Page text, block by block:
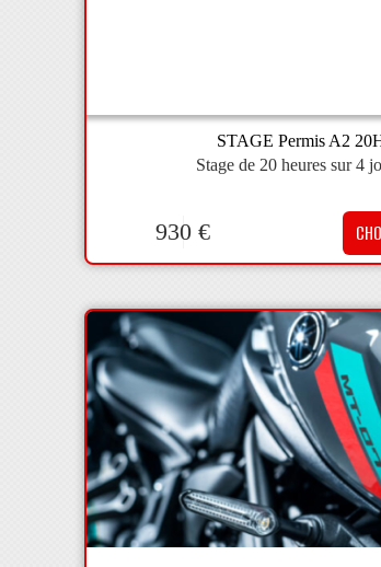
STAGE Permis A2
Stage de 20 heures sur 4
930€